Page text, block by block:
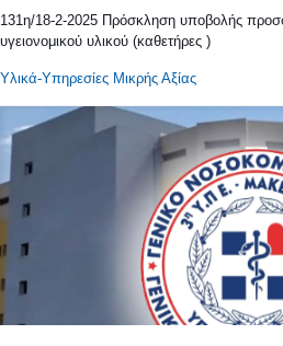
131η/18-2-2025 Πρόσκληση υποβολής
υγειονομικού υλικού (καθετήρες )
Υλικά-Υπηρεσίες Μικρής Αξίας